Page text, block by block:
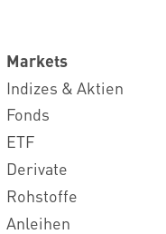
Markets
Indizes & Aktien
Fonds
ETF
Derivate
Rohstoffe
Anleihen